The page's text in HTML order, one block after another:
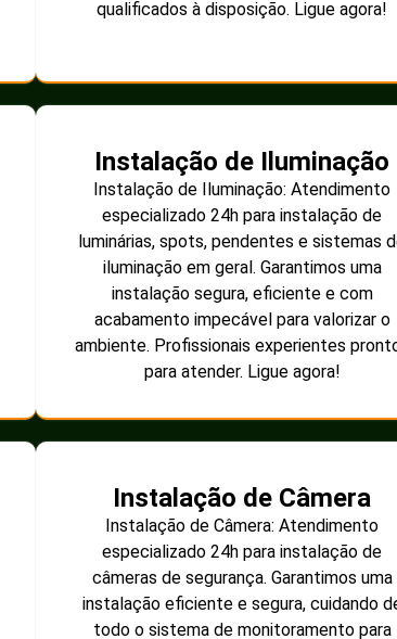
qualificados à disposição. Ligue agora!
Instalação de Iluminação
Instalação de Iluminação: Atendimento
especializado 24h para instalação de
luminárias, spots, pendentes e sistemas
iluminação em geral. Garantimos uma
instalação segura, eficiente e com
acabamento impecável para valorizar o
ambiente. Profissionais experientes
para atender. Ligue agora!
Instalação de Câmera
Instalação de Câmera: Atendimento
especializado 24h para instalação de
câmeras de segurança. Garantimos uma
instalação eficiente e segura, cuidando
todo o sistema de monitoramento para